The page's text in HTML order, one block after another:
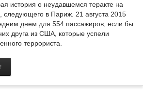
история о неудавшемся теракте на
следующего в Париж. 21 августа 2015
днем для 554 пассажиров, если бы
друга из США, которые успели
террориста.